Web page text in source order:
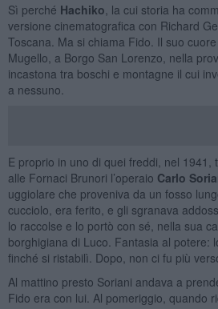
Sì perché Hachiko , la cui storia ha
versione cinematografica con Richard
Toscana. Ma si chiama Fido. Il suo
Mugello, a Borgo San Lorenzo, nella
incastona tra boschi e montagne il cui
a nessuno.
E proprio in uno di quei freddi, nel 1941,
alle Fornaci Brunori l’operaio Carlo
uggiolare che proveniva da un fosso
cucciolo, era ferito, e gli sgranava
lo raccolse e lo portò con sé, nella sua
borghigiana di Luco. Fantasia al potere:
finché si ristabilì. Dopo, non ci fu più
Al mattino presto Soriani andava a
Fido era con lui. Al pomeriggio, quando